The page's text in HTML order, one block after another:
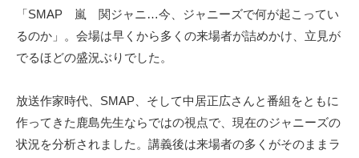
「SMAP 嵐 関ジャニ…今、ジャニーズで何が起こってい
るのか」。会場は早くから多くの来場者が詰めかけ、立見が
でるほどの盛況ぶりでした。
放送作家時代、SMAP、そして中居正広さんと番組をともに
作ってきた鹿島先生ならではの視点で、現在のジャニーズの
状況を分析されました。講義後は来場者の多くがそのままラ